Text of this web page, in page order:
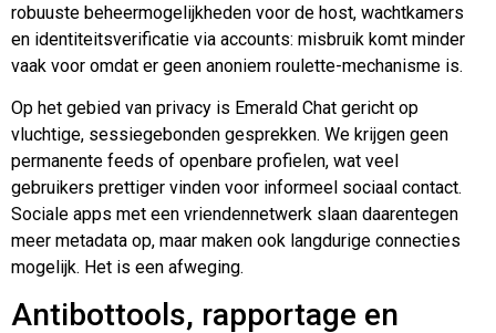
robuuste beheermogelijkheden voor de host, wachtkamers
en identiteitsverificatie via accounts: misbruik komt minder
vaak voor omdat er geen anoniem roulette-mechanisme is.
Op het gebied van privacy is Emerald Chat gericht op
vluchtige, sessiegebonden gesprekken. We krijgen geen
permanente feeds of openbare profielen, wat veel
gebruikers prettiger vinden voor informeel sociaal contact.
Sociale apps met een vriendennetwerk slaan daarentegen
meer metadata op, maar maken ook langdurige connecties
mogelijk. Het is een afweging.
Antibottools, rapportage en